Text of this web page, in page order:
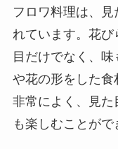
フロワ料理は、
れています。花び
目だけでなく、
や花の形をした食
非常によく、見
も楽しむことがで